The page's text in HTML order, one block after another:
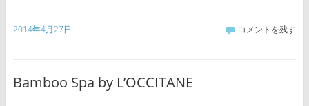
2014年4月27日 コメントを残す
Bamboo Spa by L’OCCITANE